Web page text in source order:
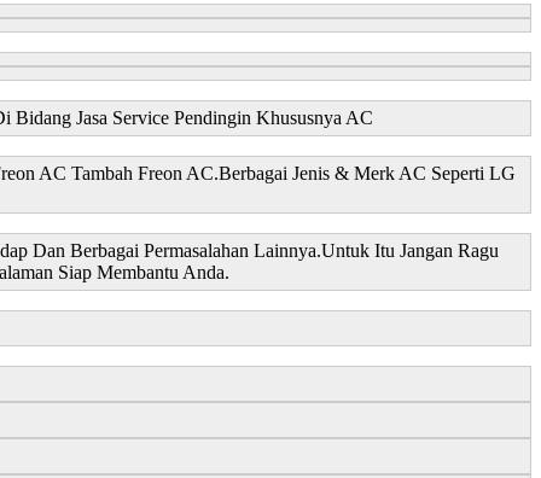
Jasa Service Pendingin Khususnya AC
AC Tambah Freon AC.Berbagai Jenis & Merk AC Seperti LG
Dan Berbagai Permasalahan Lainnya.Untuk Itu Jangan Ragu
Siap Membantu Anda.